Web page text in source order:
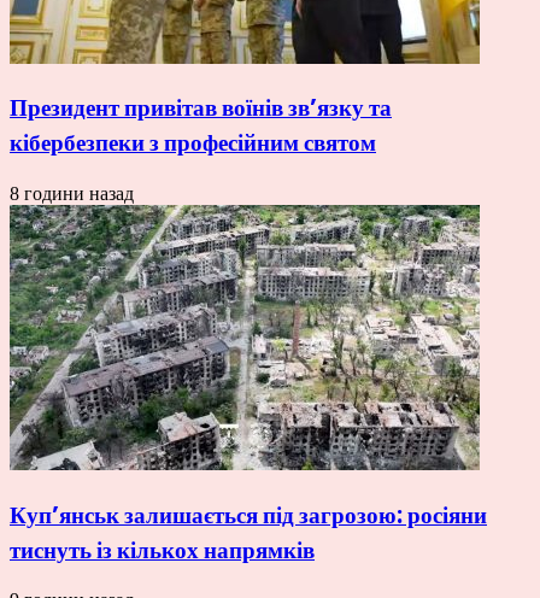
Президент привітав воїнів зв’язку та
кібербезпеки з професійним святом
8 години назад
Куп’янськ залишається під загрозою: росіяни
тиснуть із кількох напрямків